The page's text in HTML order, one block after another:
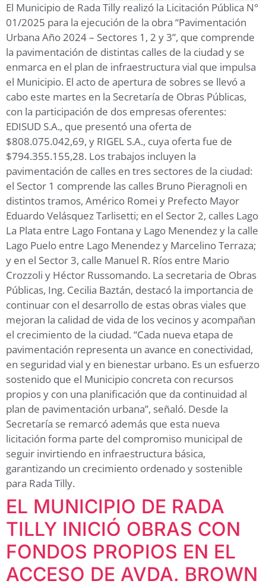
El Municipio de Rada Tilly realizó la Licitación Pública N°
01/2025 para la ejecución de la obra “Pavimentación
Urbana Año 2024 – Sectores 1, 2 y 3”, que comprende
la pavimentación de distintas calles de la ciudad y se
enmarca en el plan de infraestructura vial que impulsa
el Municipio. El acto de apertura de sobres se llevó a
cabo este martes en la Secretaría de Obras Públicas,
con la participación de dos empresas oferentes:
EDISUD S.A., que presentó una oferta de
$808.075.042,69, y RIGEL S.A., cuya oferta fue de
$794.355.155,28. Los trabajos incluyen la
pavimentación de calles en tres sectores de la ciudad:
el Sector 1 comprende las calles Bruno Pieragnoli en
distintos tramos, Américo Romei y Prefecto Mayor
Eduardo Velásquez Tarlisetti; en el Sector 2, calles Lago
La Plata entre Lago Fontana y Lago Menendez y la calle
Lago Puelo entre Lago Menendez y Marcelino Terraza;
y en el Sector 3, calle Manuel R. Ríos entre Mario
Crozzoli y Héctor Russomando. La secretaria de Obras
Públicas, Ing. Cecilia Baztán, destacó la importancia de
continuar con el desarrollo de estas obras viales que
mejoran la calidad de vida de los vecinos y acompañan
el crecimiento de la ciudad. “Cada nueva etapa de
pavimentación representa un avance en conectividad,
en seguridad vial y en bienestar urbano. Es un esfuerzo
sostenido que el Municipio concreta con recursos
propios y con una planificación que da continuidad al
plan de pavimentación urbana”, señaló. Desde la
Secretaría se remarcó además que esta nueva
licitación forma parte del compromiso municipal de
seguir invirtiendo en infraestructura básica,
garantizando un crecimiento ordenado y sostenible
para Rada Tilly.
EL MUNICIPIO DE RADA
TILLY INICIÓ OBRAS CON
FONDOS PROPIOS EN EL
ACCESO DE AVDA. BROWN